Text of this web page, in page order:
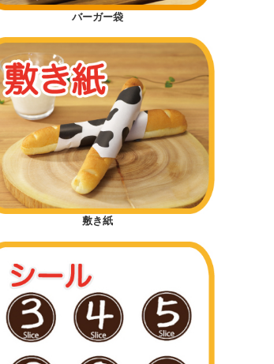
バーガー袋
敷き紙